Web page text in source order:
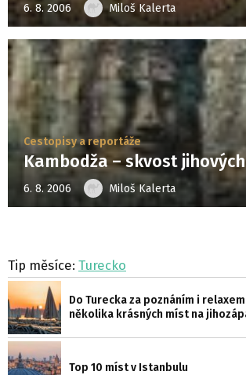
6. 8. 2006 Miloš Kalerta
Cestopisy a reportáže
Kambodža – skvost
6. 8. 2006 Miloš Kalerta
Tip měsíce: Turecko
Do Turecka za poznáním i
několika krásných míst na
Top 10 míst v Istanbulu